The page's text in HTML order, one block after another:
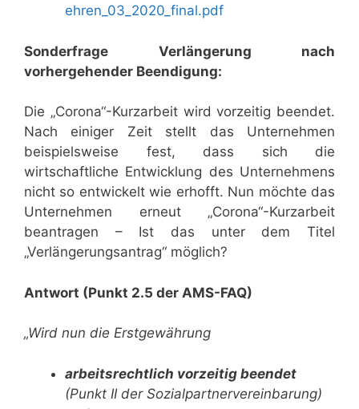
ehren_03_2020_final.pdf
Sonderfrage Verlängerung nach
vorhergehender Beendigung:
Die „Corona“-Kurzarbeit wird vorzeitig beendet.
Nach einiger Zeit stellt das Unternehmen
beispielsweise fest, dass sich die
wirtschaftliche Entwicklung des Unternehmens
nicht so entwickelt wie erhofft. Nun möchte das
Unternehmen erneut „Corona“-Kurzarbeit
beantragen – Ist das unter dem Titel
„Verlängerungsantrag“ möglich?
Antwort (Punkt 2.5 der AMS-FAQ)
„Wird nun die Erstgewährung
arbeitsrechtlich vorzeitig beendet
(Punkt II der Sozialpartnervereinbarung)